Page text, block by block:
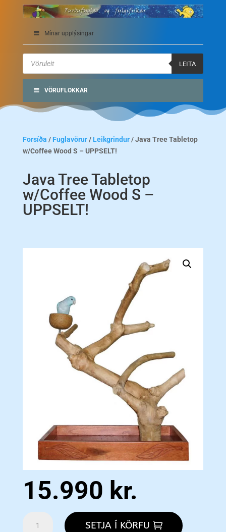
Mínar upplýsingar
Products
search
LEITA
VÖRUFLOKKAR
Forsíða / Fuglavörur/ Leikgrindur/ Java Tree Tabletop
w/Coffee Wood S – UPPSELT!
Java Tree Tabletop
w/Coffee Wood S –
UPPSELT!
15.990 kr.
SETJA Í KÖRFU